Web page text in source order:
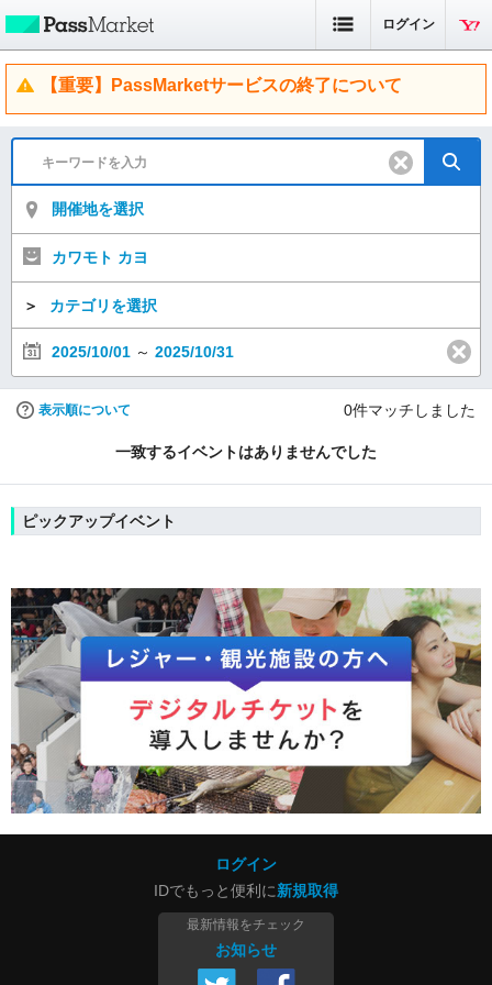
ログイン
【重要】PassMarketサービスの終了について
開催地を選択
カワモト カヨ
＞ カテゴリを選択
2025/10/01 ～ 2025/10/31
表示順について 0件マッチしました
一致するイベントはありませんでした
ピックアップイベント
ログイン
IDでもっと便利に新規取得
最新情報をチェック
お知らせ